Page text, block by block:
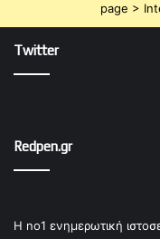
page >
Twitter
Redpen.gr
Η no1 ενημερωτική